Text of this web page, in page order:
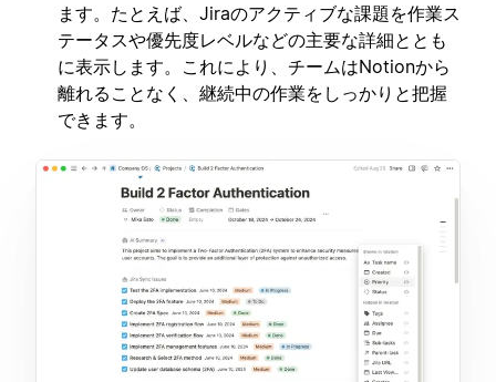
ます。たとえば、Jiraのアクティブな課題を作業ス
テータスや優先度レベルなどの主要な詳細ととも
に表示します。これにより、チームはNotionから
離れることなく、継続中の作業をしっかりと把握
できます。